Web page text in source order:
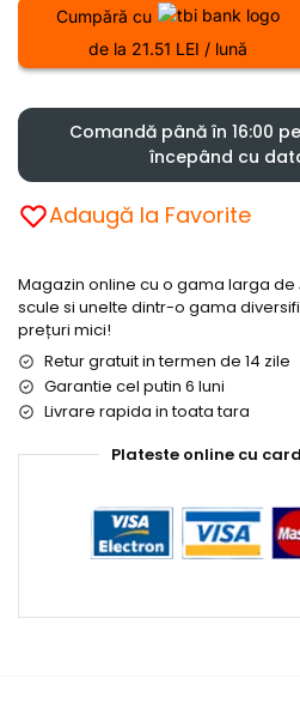
Cumpără cu
de la 21.51 LEI / lună
Comandă până în 16:00
începând cu
Adaugă la Favorite
Magazin online cu o gama larga de
scule si unelte dintr-o gama
prețuri mici!
Retur gratuit in termen de 14 zile
Garantie cel putin 6 luni
Livrare rapida in toata tara
Plateste online cu